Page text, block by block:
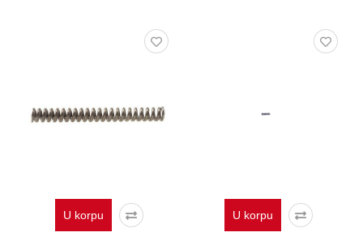
U korpu U korpu